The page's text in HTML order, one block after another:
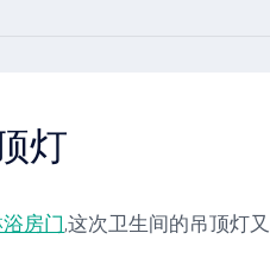
灯
房门,这次卫生间的吊顶灯